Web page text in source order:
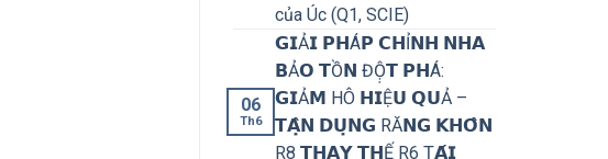
của Úc (Q1, SCIE)
06
Th6
𝗚𝗜Ả𝗜 𝗣𝗛Á𝗣 𝗖𝗛Ỉ𝗡𝗛 𝗡𝗛𝗔
𝗕Ả𝗢 𝗧Ồ𝗡 ĐỘ̣𝗧 𝗣𝗛Á:
𝗚𝗜Ả𝗠 HÔ 𝗛𝗜Ệ𝗨 𝗤𝗨Ả –
𝗧𝗔̣̂𝗡 𝗗𝗨̣𝗡𝗚 RĂ𝗡𝗚 𝗞𝗛𝗢̂𝗡
R8 𝗧𝗛𝗔𝗬 𝗧𝗛Ế R6 Ṭ𝗔́𝗜